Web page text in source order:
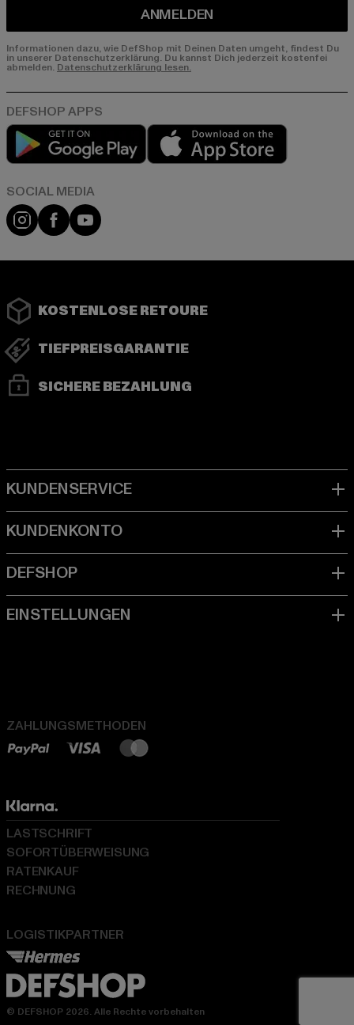
ANMELDEN
Informationen dazu, wie DefShop mit Deinen Daten umgeht, findest Du
in unserer Datenschutzerklärung. Du kannst Dich jederzeit kostenfei
abmelden. Datenschutzerklärung lesen.
Play market
Instagram
FacebookYouTube
KOSTENLOSE RETOURE
TIEFPREISGARANTIE
SICHERE BEZAHLUNG
ZAHLUNGSMETHODEN
LOGISTIKPARTNER
LASTSCHRIFT
SOFORTÜBERWEISUNG
RATENKAUF
RECHNUNG
© DEFSHOP 2026. Alle Rechte vorbehalten